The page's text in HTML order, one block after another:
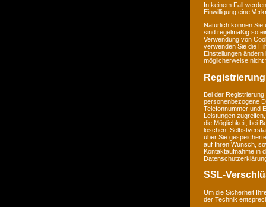
In keinem Fall
Einwilligung eine
Natürlich können
sind regelmäßig so
Verwendung von
verwenden Sie die
Einstellungen
möglicherweise nicht
Bei der
personenbezogene
Telefonnummer und
Leistungen
die Möglichkeit, bei
löschen.
über Sie
auf Ihren Wunsch,
Kontaktaufnahme in
SSL-
Um die Sicherheit
der Technik